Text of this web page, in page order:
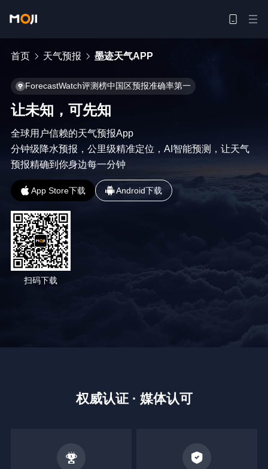
首页 天气预报 墨迹天气APP
ForecastWatch评测榜中国区预报准确率第一
让未知，可先知
全球用户信赖的天气预报App
分钟级降水预报，公里级精准定位，AI智能预测，让天气
预报精确到你身边每一分钟
App Store下载 Android下载
扫码下载
权威认证 · 媒体认可